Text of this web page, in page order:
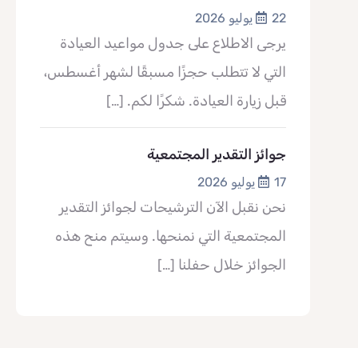
22 يوليو 2026
يرجى الاطلاع على جدول مواعيد العيادة
التي لا تتطلب حجزًا مسبقًا لشهر أغسطس،
قبل زيارة العيادة. شكرًا لكم. […]
جوائز التقدير المجتمعية
17 يوليو 2026
نحن نقبل الآن الترشيحات لجوائز التقدير
المجتمعية التي نمنحها. وسيتم منح هذه
الجوائز خلال حفلنا […]